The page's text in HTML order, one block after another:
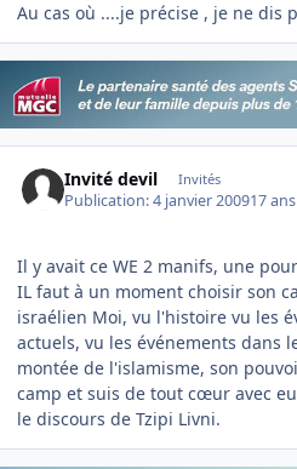
Au cas où ....je précise , je ne dis
Invité devil Invités
Publication:4 janvier 200917 ans
Il y avait ce WE 2 manifs, une
IL faut à un moment choisir son
israélien Moi, vu l'histoire vu les
actuels, vu les événements dans
montée de l'islamisme, son
camp et suis de tout cœur avec
le discours de Tzipi Livni.